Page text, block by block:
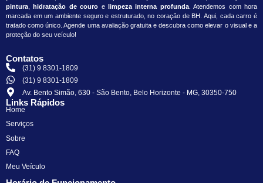
pintura
hidratação de couro e limpeza interna profunda. Atendemos com hora
marcada em um ambiente seguro e estruturado, no coração de BH. Aqui, cada carro é
tratado como único. Agende uma avaliação gratuita e descubra como elevar o visual e a
proteção do seu veículo!
Contatos
(31) 9 8301-1809
(31) 9 8301-1809
Av. Bento Simão, 630 - São Bento, Belo Horizonte - MG, 30350-750
Links Rápidos
Home
Serviços
Sobre
FAQ
Meu Veículo